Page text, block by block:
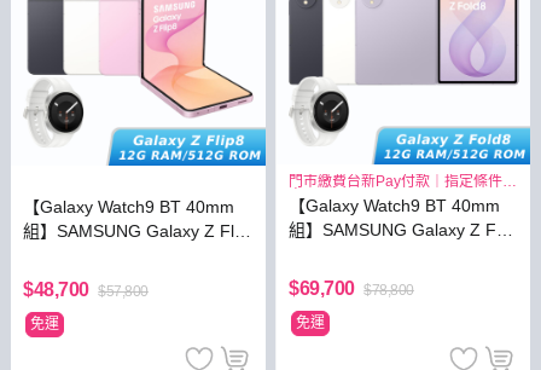
【Galaxy Watch9 BT 40mm
組】SAMSUNG Galaxy Z Flip
$48,700 $57,800
免運
門市繳費台新Pay付款｜指定條件最
高3.8%
【Galaxy Watch9 BT 40mm
組】SAMSUNG Galaxy Z Fol
$69,700 $78,800
免運